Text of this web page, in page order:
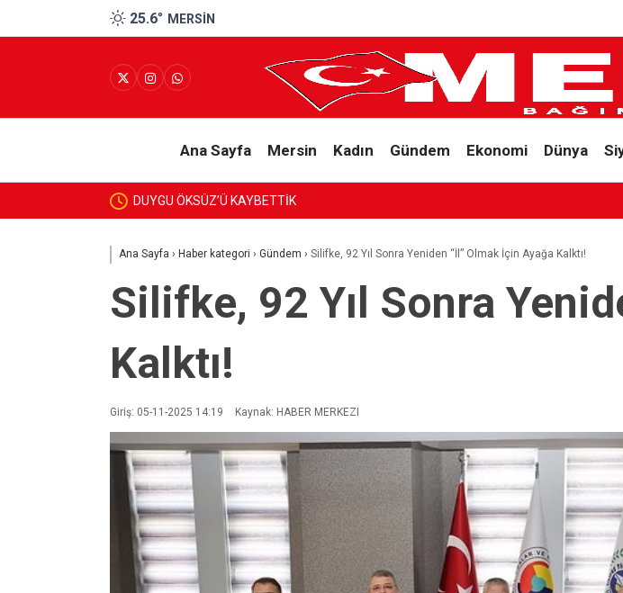
25.6° MERSIN
Ana Sayfa Mersin Kadın Gündem Ekonomi Dünya
Ana Sayfa › Haber kategori › Gündem › Silifke, 92 Yıl Sonra Yeniden “İl” Olmak İçin Ayağa Kalktı!
Silifke, 92 Yıl Sonra
Kalktı!
Giriş: 05-11-2025 14:19 Kaynak: HABER MERKEZI